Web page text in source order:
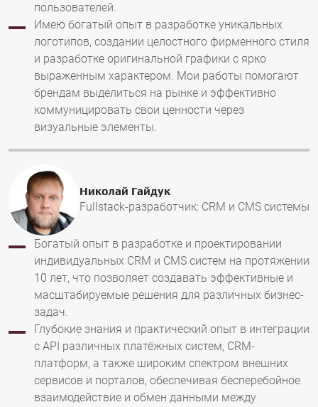
пользователей.
Имею богатый опыт в разработке уникальных
логотипов, создании целостного фирменного стиля
и разработке оригинальной графики с ярко
выраженным характером. Мои работы помогают
брендам выделиться на рынке и эффективно
коммуницировать свои ценности через
визуальные элементы.
Николай Гайдук
Fullstack-разработчик: CRM и CMS системы
Богатый опыт в разработке и проектировании
индивидуальных CRM и CMS систем на протяжении
10 лет, что позволяет создавать эффективные и
масштабируемые решения для различных бизнес-
задач.
Глубокие знания и практический опыт в интеграции
с API различных платёжных систем, CRM-
платформ, а также широким спектром внешних
сервисов и порталов, обеспечивая бесперебойное
взаимодействие и обмен данными между